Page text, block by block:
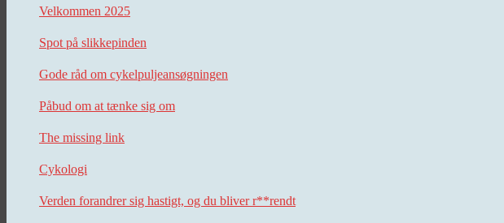
Velkommen 2025
Spot på slikkepinden
Gode råd om cykelpuljeansøgningen
Påbud om at tænke sig om
The missing link
Cykologi
Verden forandrer sig hastigt, og du bliver r**rendt